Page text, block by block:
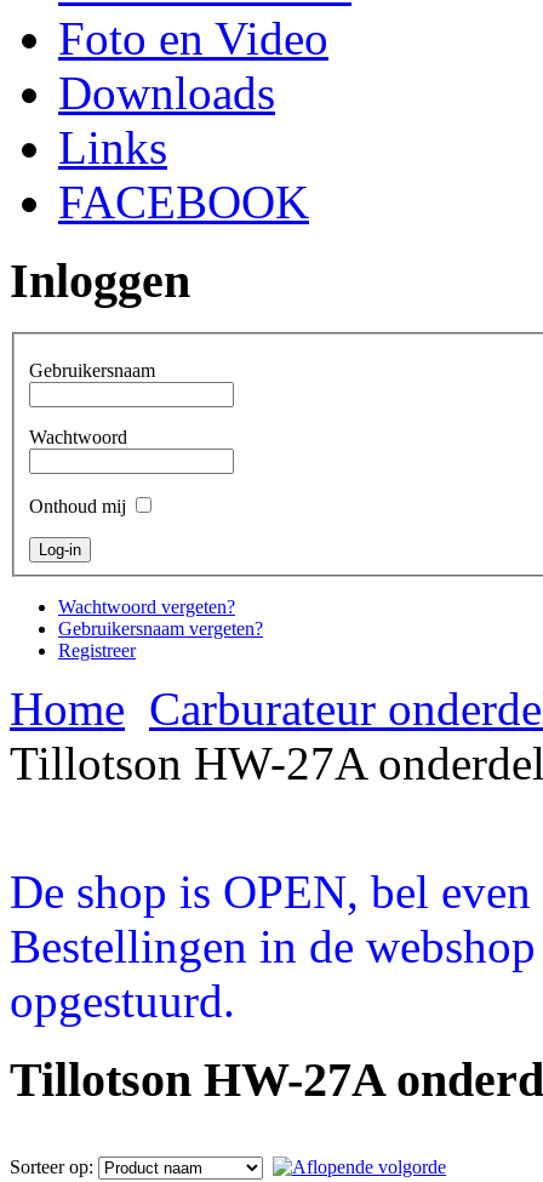
Foto en Video
Downloads
Links
FACEBOOK
Inloggen
Gebruikersnaam
Wachtwoord
Onthoud mij
Wachtwoord vergeten?
Gebruikersnaam vergeten?
Registreer
Home Carburateur
Tillotson HW-27A
De shop is OPEN, bel
Bestellingen in de
opgestuurd.
Tillotson HW-27A
Sorteer op: